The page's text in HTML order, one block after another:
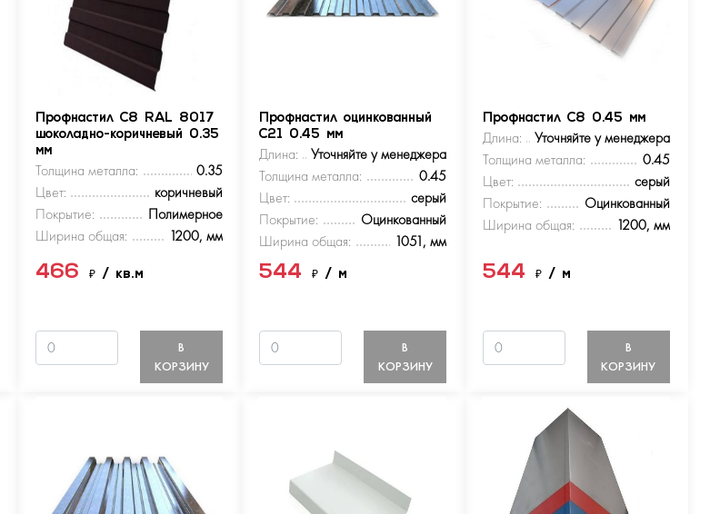
Профнастил С8 RAL 8017
шоколадно-коричневый 0.35
мм
Толщина металла:
0.35
Цвет:
коричневый
Покрытие:
Полимерное
Ширина общая:
1200, мм
466₽/ кв.м
В
КОРЗИНУ
Профнастил оцинкованный
С21 0.45 мм
Длина:
Уточняйте у менеджера
Толщина металла:
0.45
Цвет:
серый
Покрытие:
Оцинкованный
Ширина общая:
1051, мм
544₽/ м
В
КОРЗИНУ
Профнастил С8 0.45 мм
Длина:
Уточняйте у менеджера
Толщина металла:
0.45
Цвет:
серый
Покрытие:
Оцинкованный
Ширина общая:
1200, мм
544 ₽ / м
В
КОРЗИНУ